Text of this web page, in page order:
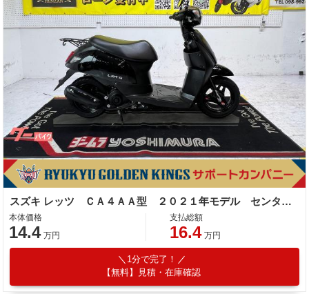
スズキ レッツ ＣＡ４ＡＡ型 ２０２１年モデル センタースタンド リアキャリア
本体価格
14.4 万円
支払総額
16.4 万円
1分で完了！
【無料】見積・在庫確認